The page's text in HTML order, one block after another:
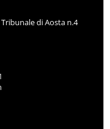
di Aosta n.4